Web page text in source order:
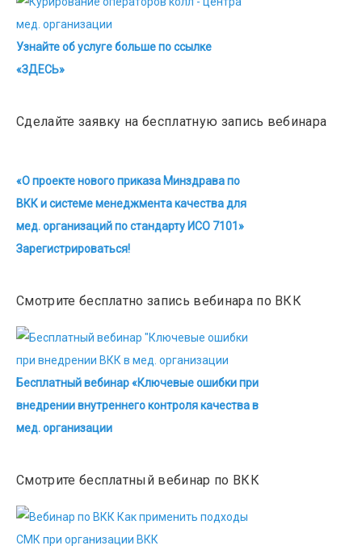
Узнайте об услуге больше по ссылке
«ЗДЕСЬ»
Сделайте заявку на бесплатную запись вебинара
«О проекте нового приказа Минздрава по
ВКК и системе менеджмента качества для
мед. организаций по стандарту ИСО 7101»
Зарегистрироваться!
Смотрите бесплатно запись вебинара по ВКК
Бесплатный вебинар «Ключевые ошибки при
внедрении внутреннего контроля качества в
мед. организации
Смотрите бесплатный вебинар по ВКК